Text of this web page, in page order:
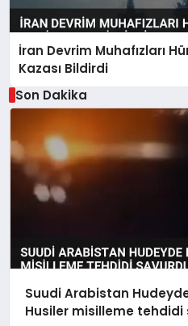
İran Devrim Muhafızları
Kazası Bildirdi
Son Dakika
Suudi Arabistan Hudeyde
Husiler misilleme tehdidi